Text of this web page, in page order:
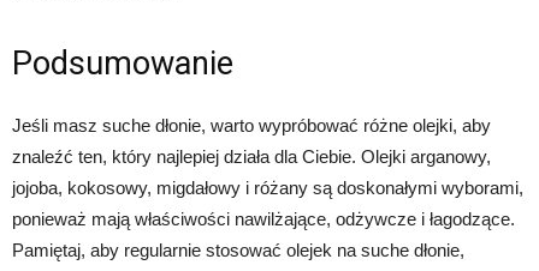
Podsumowanie
Jeśli masz suche dłonie, warto wypróbować różne olejki, aby
znaleźć ten, który najlepiej działa dla Ciebie. Olejki arganowy,
jojoba, kokosowy, migdałowy i różany są doskonałymi wyborami,
ponieważ mają właściwości nawilżające, odżywcze i łagodzące.
Pamiętaj, aby regularnie stosować olejek na suche dłonie,